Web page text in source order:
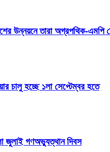
উন্নয়নে তারা অগ্রপথিক-
চালু হচ্ছে ১লা সেপ্টেম্বর হতে
জুলাই গণঅভ্যুত্থান দিবস